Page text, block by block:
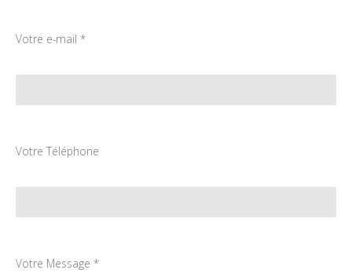
Votre e-mail *
Votre Téléphone
Votre Message *